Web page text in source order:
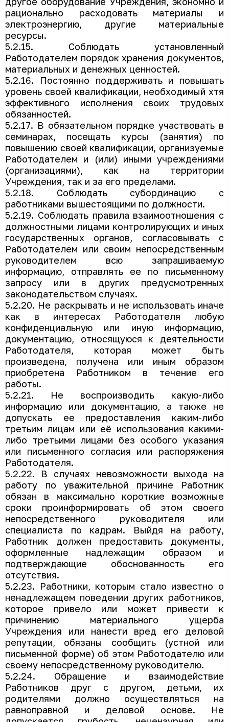
рационально расходовать материалы и
электроэнергию, другие материальные
ресурсы.
5.2.15. Соблюдать установленный
Работодателем порядок хранения документов,
материальных и денежных ценностей.
5.2.16. Постоянно поддерживать и повышать
уровень своей квалификации, необходимый хтя
эффективного исполнения своих трудовых
обязанностей.
5.2.17. В обязательном порядке участвовать в
семинарах, посещать курсы (занятия) по
повышению своей квалификации, организуемые
Работодателем и (или) иными учреждениями
(организациями), как на территории
Учреждения, так и за его пределами.
5.2.18. Соблюдать субординацию с
работниками вышестоящими по должности.
5.2.19. Соблюдать правила взаимоотношения с
должностными лицами контролирующих и иных
государственных органов, согласовывать с
Работодателем или своим непосредственным
руководителем всю запрашиваемую
информацию, отправлять ее по письменному
запросу или в других предусмотренных
законодательством случаях.
5.2.20. Не раскрывать и не использовать иначе
как в интересах Работодателя любую
конфиденциальную или иную информацию,
документацию, относящуюся к деятельности
Работодателя, которая может быть
произведена, получена или иным образом
приобретена Работником в течение его
работы.
5.2.21. Не воспроизводить какую-либо
информацию или документацию, а также не
допускать ее предоставления каким-либо
третьим лицам или её использования какими-
либо третьими лицами без особого указания
или письменного согласия или распоряжения
Работодателя.
5.2.22. В случаях невозможности выхода на
работу по уважительной причине Работник
обязан в максимально короткие возможные
сроки проинформировать об этом своего
непосредственного руководителя или
специалиста по кадрам. Выйдя на работу,
Работник должен предоставить документы,
оформленные надлежащим образом и
подтверждающие обоснованность его
отсутствия.
5.2.23. Работники, которым стало известно о
ненадлежащем поведении других работников,
которое привело или может привести к
причинению материального ущерба
Учреждения или нанести вред его деловой
репутации, обязаны сообщить (устной или
письменной форме) об этом Работодателю или
своему непосредственному руководителю.
5.2.24. Обращение и взаимодействие
Работников друг с другом, детьми, их
родителями должно осуществляться на
равноправной и деловой основе. Не